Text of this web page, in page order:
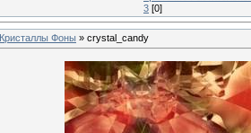
3 [0]
Фоны » crystal_candy